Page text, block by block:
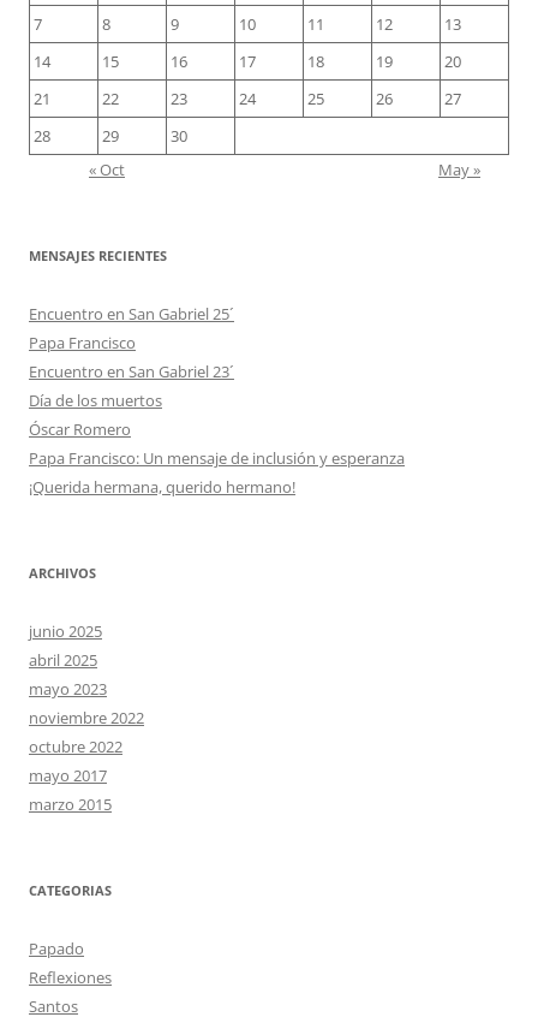
7
8 9 10 11 12
13
14
15 16 17 18 19
20
21
22 23 24 25 26
27
28
29
30
« Oct
May »
MENSAJES RECIENTES
Encuentro en San Gabriel 25´
Papa Francisco
Encuentro en San Gabriel 23´
Día de los muertos
Óscar Romero
Papa Francisco: Un mensaje de inclusión y esperanza
¡Querida hermana, querido hermano!
ARCHIVOS
junio 2025
abril 2025
mayo 2023
noviembre 2022
octubre 2022
mayo 2017
marzo 2015
CATEGORIAS
Papado
Reflexiones
Santos